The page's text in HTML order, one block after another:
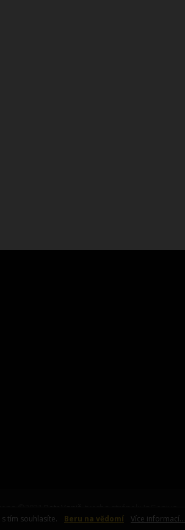
tím souhlasíte. Beru na vědomí Více informací...